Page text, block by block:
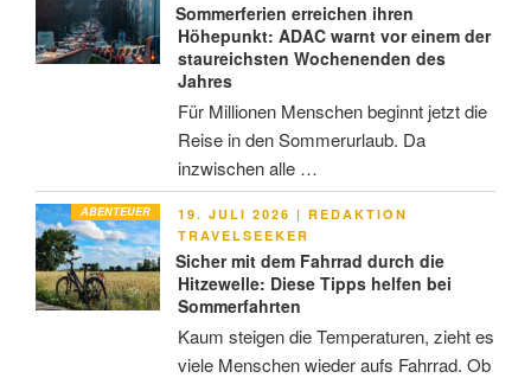
Sommerferien erreichen ihren
Höhepunkt: ADAC warnt vor einem der
staureichsten Wochenenden des
Jahres
Für Millionen Menschen beginnt jetzt die
Reise in den Sommerurlaub. Da
inzwischen alle …
ABENTEUER
VERÖFFENTLICHT
AM
19. JULI 2026 | REDAKTION
TRAVELSEEKER
Sicher mit dem Fahrrad durch die
Hitzewelle: Diese Tipps helfen bei
Sommerfahrten
Kaum steigen die Temperaturen, zieht es
viele Menschen wieder aufs Fahrrad. Ob